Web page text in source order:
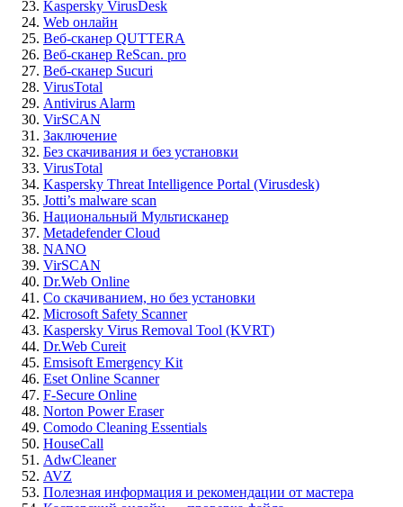
Kaspersky VirusDesk
Web онлайн
Веб-сканер QUTTERA
Веб-сканер ReScan. pro
Веб-сканер Sucuri
VirusTotal
Antivirus Alarm
VirSCAN
Заключение
Без скачивания и без установки
VirusTotal
Kaspersky Threat Intelligence Portal (Virusdesk)
Jotti’s malware scan
Национальный Мультисканер
Metadefender Cloud
NANO
VirSCAN
Dr.Web Online
Со скачиванием, но без установки
Microsoft Safety Scanner
Kaspersky Virus Removal Tool (KVRT)
Dr.Web Cureit
Emsisoft Emergency Kit
Eset Online Scanner
F-Secure Online
Norton Power Eraser
Comodo Cleaning Essentials
HouseCall
AdwCleaner
AVZ
Полезная информация и рекомендации от мастера